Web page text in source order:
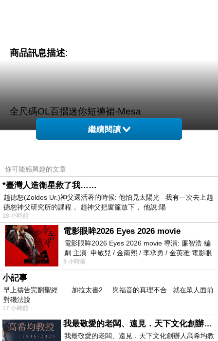
商品訊息描述:
全尺碼OL百摺迷你短褲裙-Mesa
★商品描述:
商品為褲裙一件.不含上衣.腰
鍊及其他商品配件~
★尺寸：
繼續閱讀
你可能感興趣的文章
*臺灣人造衛星救了我……
趙德恕(Zoldos Ur.)神父還活著的時候: 他怕見太陽光 我有一次去上趙
德恕神父研究所的課程， 趙神父把窗簾放下， 他說:陽
18 小時前
電影眼眸2026 Eyes 2026 movie
電影眼眸2026 Eyes 2026 movie 導演: 廉智浩 編
劇 主演: 申敏兒 / 金南熙 / 李承勇 / 金英雅 電影眼
眸2026描述攝影師徐珍因遺
9 小時前
小記事
早上禱告完翻聖經 加拉太書2 與福音的真理不合 就在眾人面前
對磯法說
17 小時前
我最敬愛的老闆、遠見．天下文化創辦人高希均教授
我最敬愛的老闆、遠見．天下文化創辦人高希均教